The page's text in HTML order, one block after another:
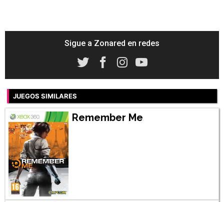
Sigue a Zonared en redes
JUEGOS SIMILARES
Remember Me